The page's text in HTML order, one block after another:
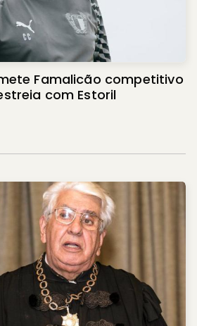
Famalicão competitivo
com Estoril